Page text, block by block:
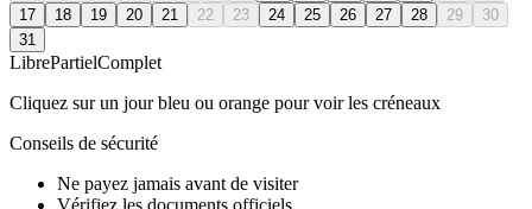
17
18 19 20 21 22 23 24 25 26 27 28 29
30
31
LibrePartielComplet
Cliquez sur un jour bleu ou orange pour voir les créneaux
Conseils de sécurité
Ne payez jamais avant de visiter
Vérifiez les documents officiels